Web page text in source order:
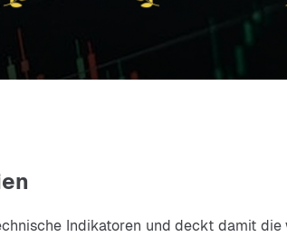
Indikatoren und deckt damit